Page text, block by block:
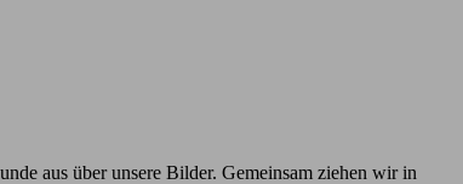
aus über unsere Bilder. Gemeinsam ziehen wir in